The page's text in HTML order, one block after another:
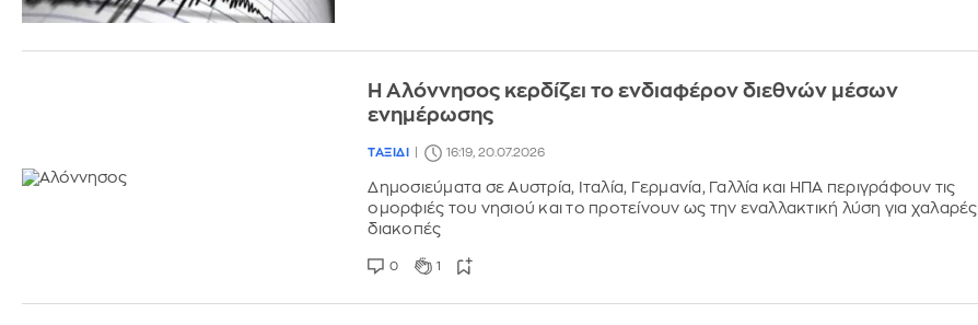
Η Αλόννησος κερδίζει το ενδιαφέρον διεθνών μέσων
ενημέρωσης
ΤΑΞΙΔΙ 16:19, 20.07.2026
Δημοσιεύματα σε Αυστρία, Ιταλία, Γερμανία, Γαλλία και ΗΠΑ περιγράφουν τις
ομορφιές του νησιού και το προτείνουν ως την εναλλακτική λύση για χαλαρές
διακοπές
0 1